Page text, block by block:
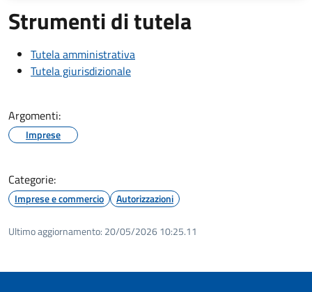
Strumenti di tutela
Tutela amministrativa
Tutela giurisdizionale
Argomenti:
Imprese
Categorie:
Imprese e commercio Autorizzazioni
Ultimo aggiornamento: 20/05/2026 10:25.11